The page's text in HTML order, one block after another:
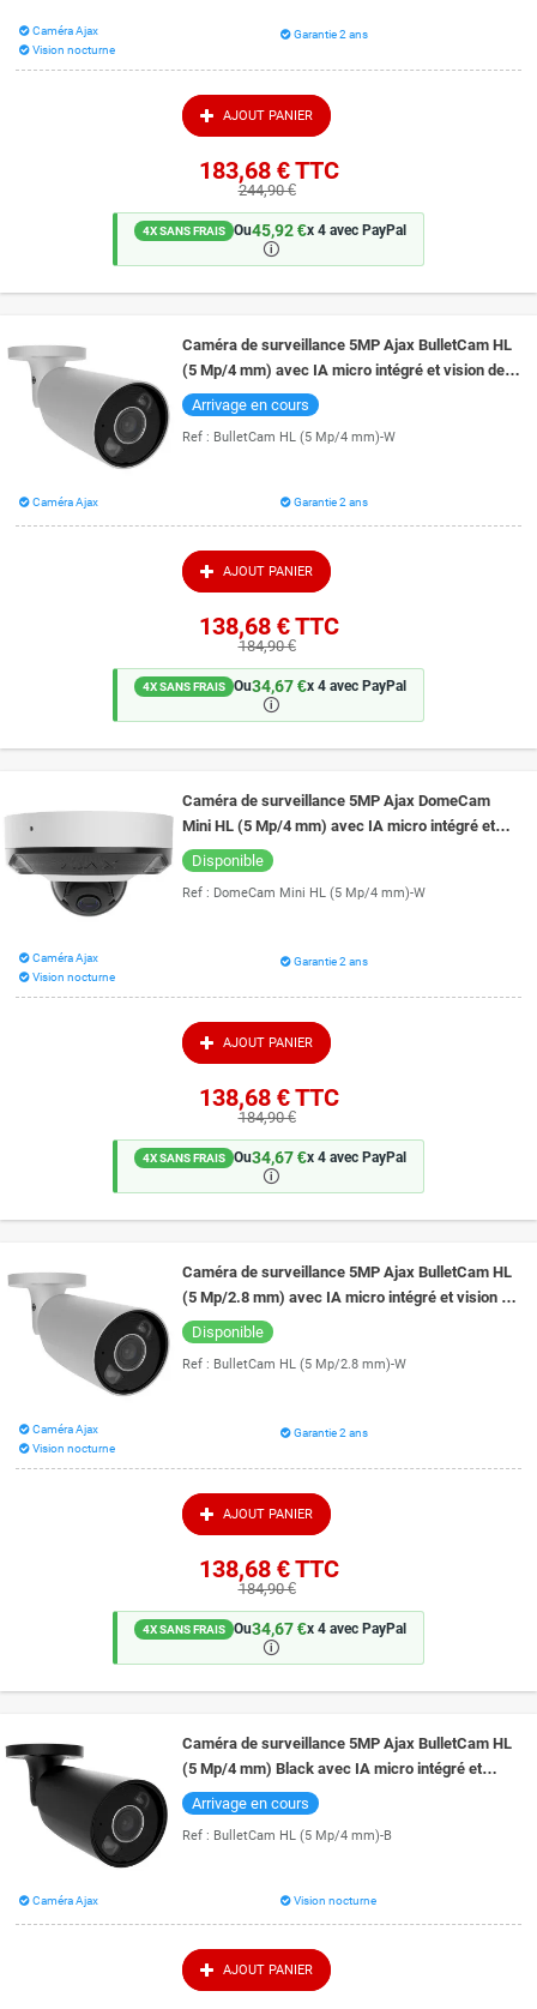
Caméra Ajax
Vision nocturne
Garantie 2 ans
AJOUT PANIER
183,68 €TTC
244,90 €
4X SANS FRAIS Ou45,92 €x 4 avec PayPal
🛈
Caméra de surveillance 5MP Ajax BulletCam HL
(5 Mp/4 mm) avec IA micro intégré et vision de
nuit couleur 50 mètres
Arrivage en cours
Ref : BulletCam HL (5 Mp/4 mm)-W
Caméra Ajax Garantie 2 ans
AJOUT PANIER
138,68 €TTC
184,90 €
4X SANS FRAIS Ou34,67 €x 4 avec PayPal
🛈
Caméra de surveillance 5MP Ajax DomeCam
Mini HL (5 Mp/4 mm) avec IA micro intégré et
vision de nuit couleur 15 mètres
Disponible
Ref : DomeCam Mini HL (5 Mp/4 mm)-W
Caméra Ajax
Vision nocturne
Garantie 2 ans
AJOUT PANIER
138,68 €TTC
184,90 €
4X SANS FRAIS Ou34,67 €x 4 avec PayPal
🛈
Caméra de surveillance 5MP Ajax BulletCam HL
(5 Mp/2.8 mm) avec IA micro intégré et vision de
nuit couleur 50 mètres
Disponible
Ref : BulletCam HL (5 Mp/2.8 mm)-W
Caméra Ajax
Vision nocturne
Garantie 2 ans
AJOUT PANIER
138,68 €TTC
184,90 €
4X SANS FRAIS Ou34,67 €x 4 avec PayPal
🛈
Caméra de surveillance 5MP Ajax BulletCam HL
(5 Mp/4 mm) Black avec IA micro intégré et
vision de nuit couleur 50 mètres
Arrivage en cours
Ref : BulletCam HL (5 Mp/4 mm)-B
Caméra Ajax Vision nocturne
AJOUT PANIER